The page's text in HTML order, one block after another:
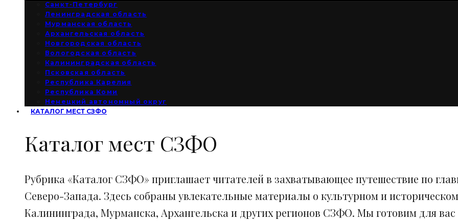
Санкт-Петербург
Ленинградская область
Мурманская область
Архангельская область
Новгородская область
Вологодская область
Калининградская область
Псковская область
Республика Карелия
Республика Коми
Ненецкий автономный округ
КАТАЛОГ МЕСТ СЗФО
Каталог мест СЗФО
Рубрика «Каталог СЗФО» приглашает читателей в захватывающее путешествие по
Северо-Запада. Здесь собраны увлекательные материалы о культурном и
Калининграда, Мурманска, Архангельска и других регионов СЗФО. Мы готовим для